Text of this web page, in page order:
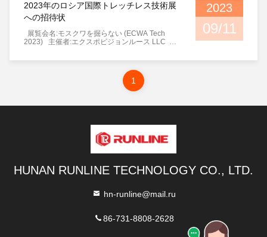
ます.
2023年のロシア国際トレッチレス技術展
への招待状
展覧会名:モスクワを掘らない (ECWA Tech
2023) 主催者:エクスポビジョンルース LLC
ホール8,7) エクスポの住所:メズヌラードナヤ
143402 ロシア・モスクワ地方のクラスノゴルス
ク地区 展示時間:10午前12時~午後18時23年9月
12日 1003:00~18:00 23/09/2023 10午前4時~午
2023
09/11
1
HUNAN RUNLINE TECHNOLOGY CO., LTD.
hn-runline@mail.ru
86-731-8808-2628